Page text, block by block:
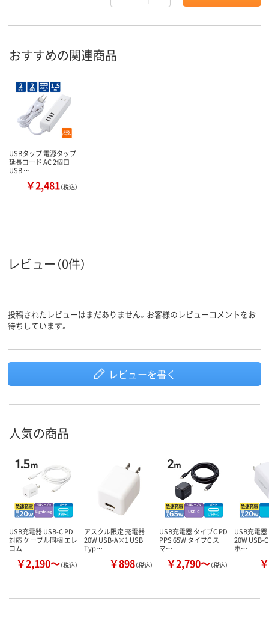
おすすめの関連商品
USBタップ 電源タップ
延長コード AC 2個口
USB …
￥2,481（税込）
レビュー（0件）
投稿されたレビューはまだありません。お客様のレビューコメントをお
待ちしています。
レビューを書く
人気の商品
USB充電器 USB-C PD
対応 ケーブル同梱 エレ
コム
￥2,190～（税込）
アスクル限定 充電器
20W USB-A×1 USB
Typ…
￥898（税込）
USB充電器 タイプC PD
PPS 65W タイプC ス
マ…
￥2,790～（税込）
USB充電器
20W USB-
ホ…